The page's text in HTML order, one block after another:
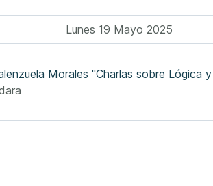
Lunes 19 Mayo 2025
Morales "Charlas sobre